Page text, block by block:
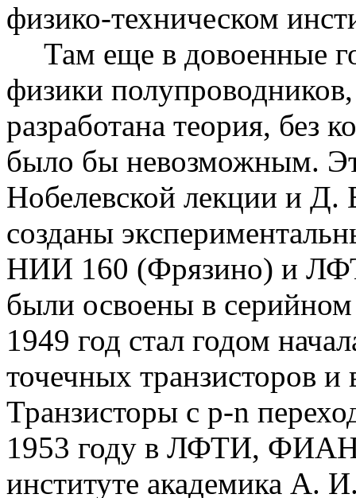
физико-техническом
Там еще в довоенные
физики
разработана теория, без
было бы невозможным.
Нобелевской лекции и
созданы
НИИ 160 (Фрязино) и
были освоены в
1949 год стал годом
точечных
Транзисторы с p-n
1953 году в ЛФТИ,
институте академика А.